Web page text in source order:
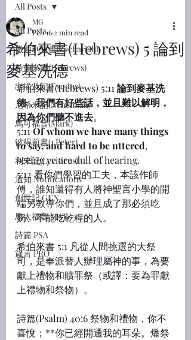
All Posts
撒迦利亞書(Zechariah)
希伯來書(Hebrews)
出埃及記(Exodus)
尼希米記(Nehemiah)
馬可福音(Mark)
彼得前書(1 Peter)
利未記(Leviticus)
通知 Notifications
創世記 GEN
馬太福音 MAT
詩篇 PSA
箴言 PRO
All Posts
希伯來書(Hebrews) 5 論到
麥基洗德
MG
Feb 16 2 min read
希伯來書(Hebrews) 5:11 論到麥基洗
德，我們有好些話，並且難以解明，
因為你們聽不進去。
5:11 Of whom we have many things
to say, and hard to be uttered,
seeing ye are dull of hearing.
5:12 看你們學習的工夫，本該作師
傅，誰知還得有人將神聖言小學的開
端另教導你們，並且成了那必須吃
奶、不能吃乾糧的人。
希伯來書 5:1 凡從人間挑選的大祭
司，是奉派替人辦理屬神的事，為要
獻上禮物和贖罪祭（或譯：要為罪獻
上禮物和祭物）。
詩篇(Psalm) 40:6 祭物和禮物，你不
喜悅；**你已經開通我的耳朵。燔祭